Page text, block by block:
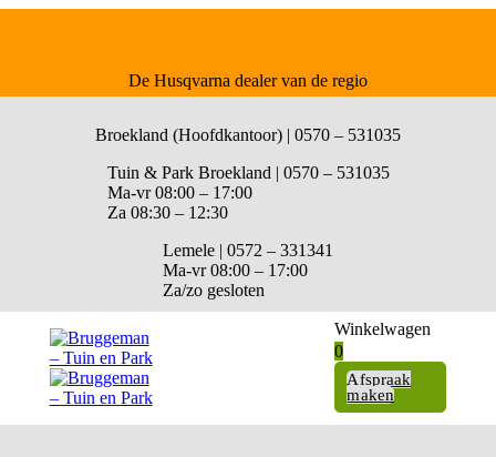
De Husqvarna dealer van de regio
Broekland (Hoofdkantoor) | 0570 – 531035
Tuin & Park Broekland | 0570 – 531035
Ma-vr 08:00 – 17:00
Za 08:30 – 12:30
Lemele | 0572 – 331341
Ma-vr 08:00 – 17:00
Za/zo gesloten
Winkelwagen
0
Afspraak
maken